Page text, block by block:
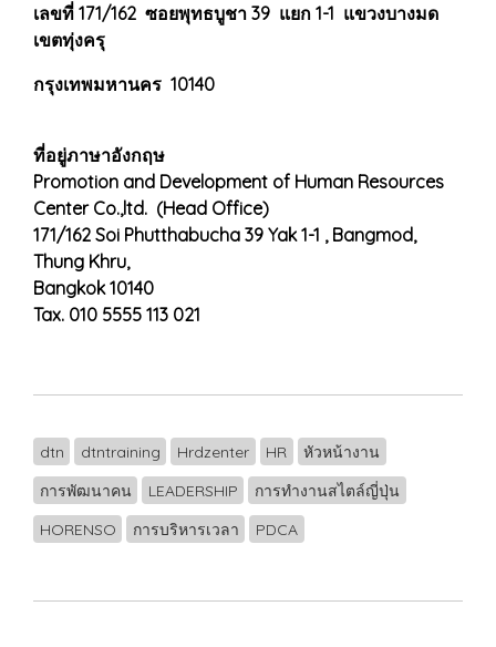
เลขที่ 171/162 ซอยพุทธบูชา 39 แยก 1-1 แขวงบางมด
เขตทุ่งครุ
กรุงเทพมหานคร 10140
ที่อยู่ภาษาอังกฤษ
Promotion and Development of Human Resources
Center Co.,ltd. (Head Office)
171/162 Soi Phutthabucha 39 Yak 1-1 , Bangmod,
Thung Khru,
Bangkok 10140
Tax. 010 5555 113 021
dtn dtntraining Hrdzenter HR
หัวหน้างาน
การพัฒนาคน
LEADERSHIP
การทำงานสไตล์ญี่ปุ่น
HORENSO
การบริหารเวลา PDCA